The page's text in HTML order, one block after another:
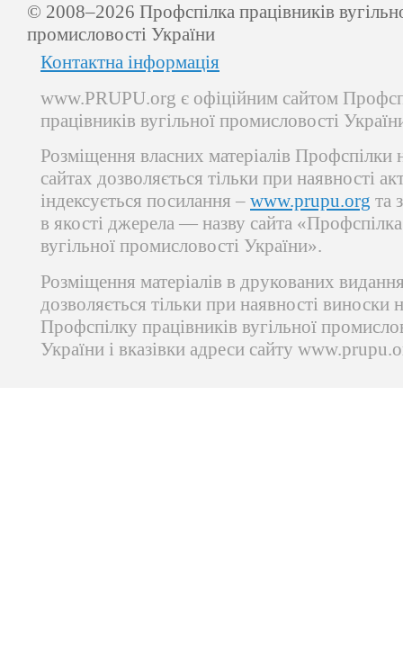
© 2008–2026 Профспілка працівників
промисловості України
Контактна інформація
www.PRUPU.org є офіційним сайтом
працівників вугільної промисловості
Розміщення власних матеріалів Профспілки
сайтах дозволяється тільки при наявності
індексується посилання – www.prupu.org та
в якості джерела — назву сайта «Профспілка
вугільної промисловості України».
Розміщення матеріалів в друкованих
дозволяється тільки при наявності виноски
Профспілку працівників вугільної
України і вказівки адреси сайту